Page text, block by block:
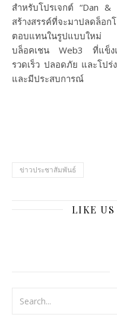
สำหรับโปรเจกต์ “Dan &
สร้างสรรค์ที่จะมาปลดล็อ
ตอบแทนในรูปแบบใหม่
บล็อคเชน Web3 ที่แข็ง
รวดเร็ว ปลอดภัย และโป
และมีประสบการณ์
ข่าวประชาสัมพันธ์
LIKE US